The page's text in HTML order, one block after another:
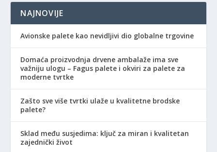
NAJNOVIJE
Avionske palete kao nevidljivi dio globalne trgovine
Domaća proizvodnja drvene ambalaže ima sve
važniju ulogu – Fagus palete i okviri za palete za
moderne tvrtke
Zašto sve više tvrtki ulaže u kvalitetne brodske
palete?
Sklad među susjedima: ključ za miran i kvalitetan
zajednički život